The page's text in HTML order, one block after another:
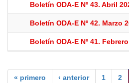
Boletín ODA-E Nº 43. Abril
Boletín ODA-E Nº 42. Marzo
Boletín ODA-E Nº 41.
« primero ‹ anterior 1 2